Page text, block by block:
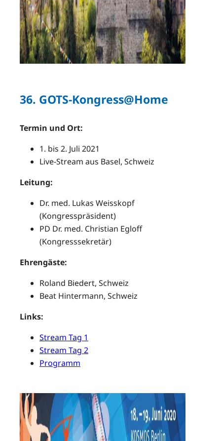
36. GOTS-Kongress@Home
Termin und Ort:
1. bis 2. Juli 2021
Live-Stream aus Basel, Schweiz
Leitung:
Dr. med. Lukas Weisskopf
(Kongresspräsident)
PD Dr. med. Christian Egloff
(Kongresssekretär)
Ehrengäste:
Roland Biedert, Schweiz
Beat Hintermann, Schweiz
Links:
Stream Tag 1
Stream Tag 2
Programm